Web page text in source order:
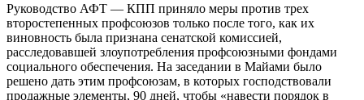
Руководство АФТ — КПП приняло меры против трех
второстепенных профсоюзов только после того, как их
виновность была признана сенатской комиссией,
расследовавшей злоупотребления профсоюзными фондами
социального обеспечения. На заседании в Майами было
решено дать этим профсоюзам, в которых господствовали
продажные элементы, 90 дней, чтобы «навести порядок в